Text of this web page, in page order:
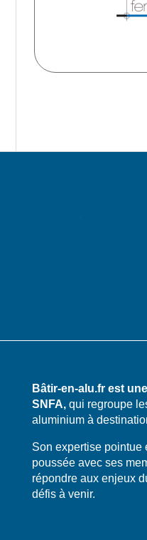
Bâtir-en-alu.fr est
SNFA,qui regroupe
aluminium à
​​Son expertise pointue
poussée avec ses
répondre aux enjeux
défis à venir.